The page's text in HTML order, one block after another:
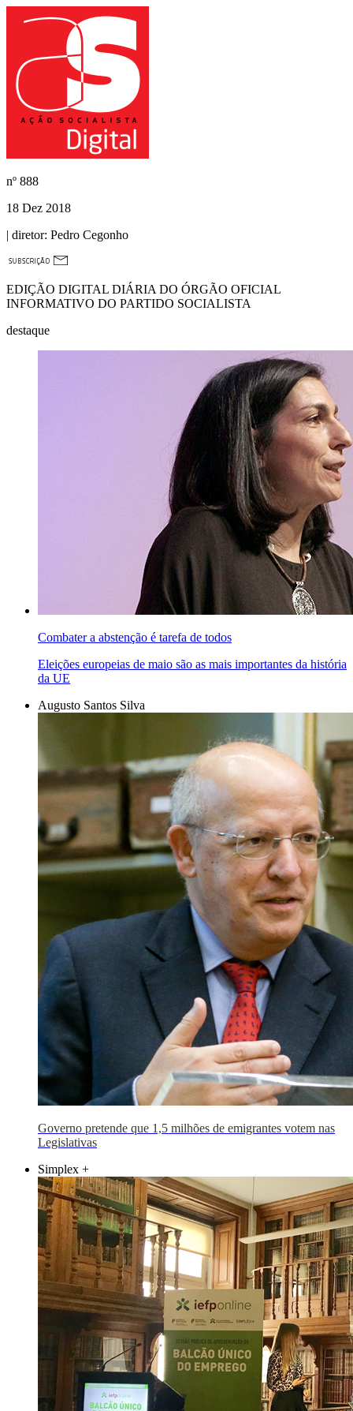
nº 888
18 Dez 2018
| diretor: Pedro Cegonho
EDIÇÃO DIGITAL DIÁRIA DO ÓRGÃO OFICIAL
INFORMATIVO DO PARTIDO SOCIALISTA
destaque
Combater a abstenção é tarefa de todos
Eleições europeias de maio são as mais importantes da história
da UE
Augusto Santos Silva
Governo pretende que 1,5 milhões de emigrantes votem nas
Legislativas
Simplex +